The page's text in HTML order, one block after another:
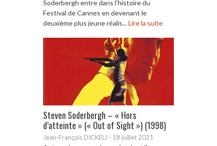
Soderbergh entre dans l’histoire du
Festival de Cannes en devenant le
deuxième plus jeune réalis...Lire la suite
Steven Soderbergh – « Hors
d’atteinte » (« Out of Sight ») (1998)
Jean-François DICKELI - 18 juillet 2021